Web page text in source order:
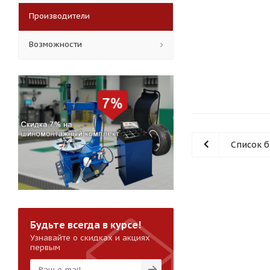
Список
Производители
Возможности
Будьте всегда в курсе!
Узнавайте о скидках и акциях
первым